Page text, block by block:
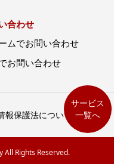
合わせ
ムでお問い合わせ
お問い合わせ
報保護法について
Rights Reserved.
サービス
一覧へ